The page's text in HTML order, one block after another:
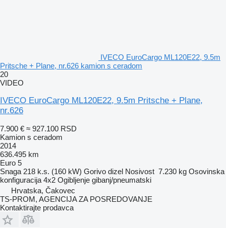
IVECO EuroCargo ML120E22, 9.5m
Pritsche + Plane, nr.626 kamion s ceradom
20
VIDEO
IVECO EuroCargo ML120E22, 9.5m Pritsche + Plane,
nr.626
7.900 € ≈ 927.100 RSD
Kamion s ceradom
2014
636.495 km
Euro 5
Snaga 218 k.s. (160 kW) Gorivo dizel Nosivost 7.230 kg Osovinska
konfiguracija 4x2 Ogibljenje gibanj/pneumatski
Hrvatska, Čakovec
TS-PROM, AGENCIJA ZA POSREDOVANJE
Kontaktirajte prodavca